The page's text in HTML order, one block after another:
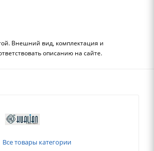
Внешний вид, комплектация и
описанию на сайте.
Все товары категории